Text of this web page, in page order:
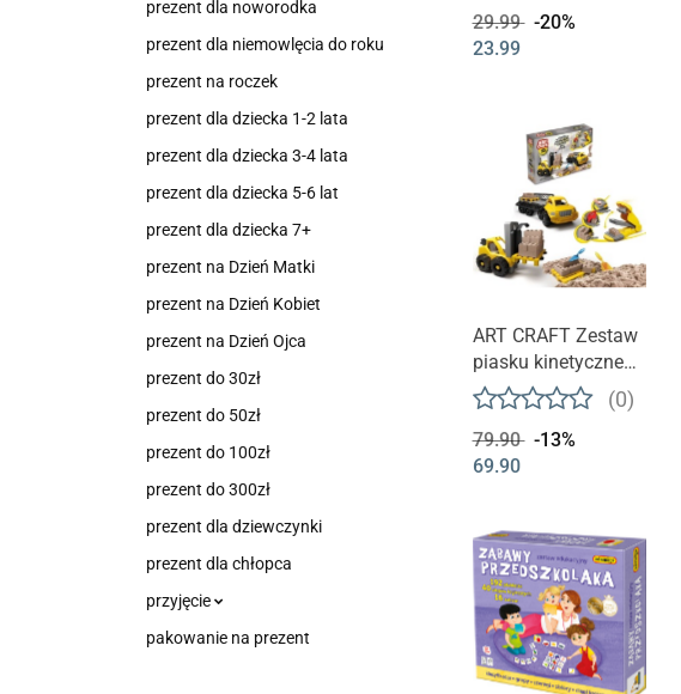
prezent dla noworodka
prezent dla niemowlęcia do roku
prezent na roczek
prezent dla dziecka 1-2 lata
prezent dla dziecka 3-4 lata
prezent dla dziecka 5-6 lat
prezent dla dziecka 7+
prezent na Dzień Matki
prezent na Dzień Kobiet
prezent na Dzień Ojca
prezent do 30zł
prezent do 50zł
prezent do 100zł
prezent do 300zł
prezent dla dziewczynki
prezent dla chłopca
przyjęcie
pakowanie na prezent
29.99
-20%
23.99
ART CRAFT Zestaw
piasku kinetycznego
- Twórz, buduj,
rozbieraj Piasek
(0)
79.90
-13%
69.90